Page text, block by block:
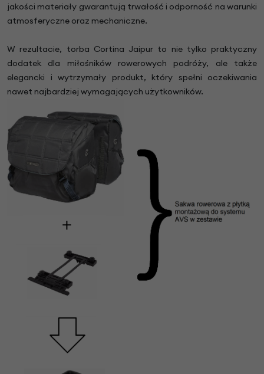
jakości materiały gwarantują trwałość i odporność na warunki
atmosferyczne oraz mechaniczne.
W rezultacie, torba Cortina Jaipur to nie tylko praktyczny
dodatek dla miłośników rowerowych podróży, ale także
elegancki i wytrzymały produkt, który spełni oczekiwania
nawet najbardziej wymagających użytkowników.